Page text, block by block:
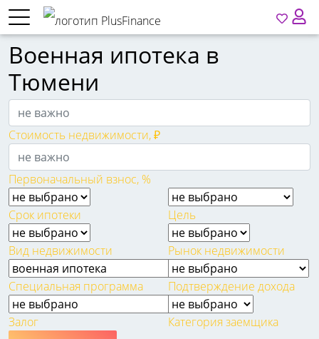
Военная ипотека в
Тюмени
Стоимость недвижимости, ₽
Первоначальный взнос, %
Срок ипотеки Цель
Вид недвижимости Рынок недвижимости
Специальная программа Подтверждение дохода
Залог Категория заемщика